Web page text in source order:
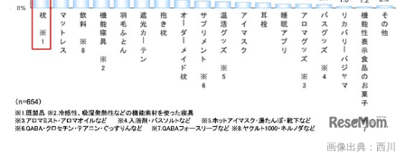
画像出典：西川